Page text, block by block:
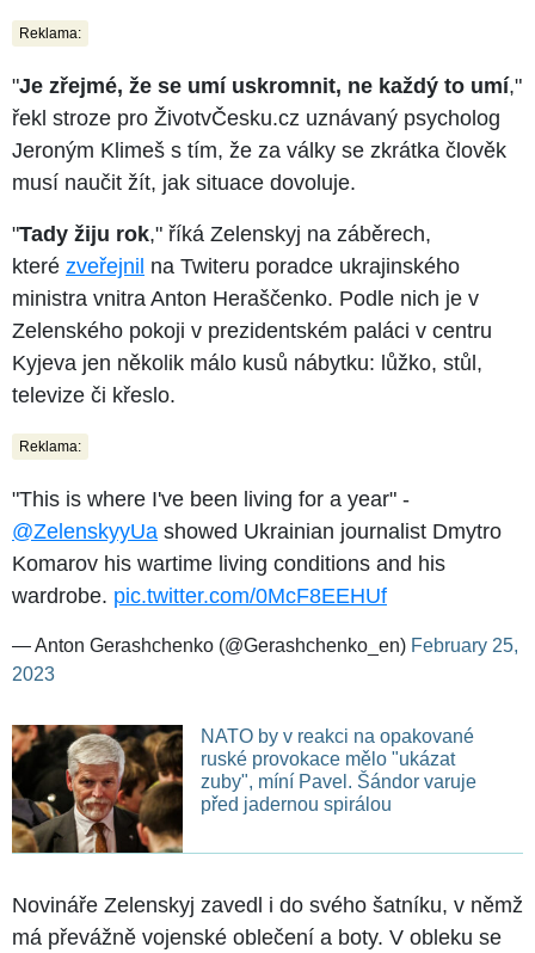
Reklama:
"Je zřejmé, že se umí uskromnit, ne každý to umí,"
řekl stroze pro ŽivotvČesku.cz uznávaný psycholog
Jeroným Klimeš s tím, že za války se zkrátka člověk
musí naučit žít, jak situace dovoluje.
"Tady žiju rok," říká Zelenskyj na záběrech,
které zveřejnil na Twiteru poradce ukrajinského
ministra vnitra Anton Heraščenko. Podle nich je v
Zelenského pokoji v prezidentském paláci v centru
Kyjeva jen několik málo kusů nábytku: lůžko, stůl,
televize či křeslo.
Reklama:
"This is where I've been living for a year" -
@ZelenskyyUa showed Ukrainian journalist Dmytro
Komarov his wartime living conditions and his
wardrobe. pic.twitter.com/0McF8EEHUf
— Anton Gerashchenko (@Gerashchenko_en) February 25,
2023
NATO by v reakci na opakované
ruské provokace mělo "ukázat
zuby", míní Pavel. Šándor varuje
před jadernou spirálou
Novináře Zelenskyj zavedl i do svého šatníku, v němž
má převážně vojenské oblečení a boty. V obleku se